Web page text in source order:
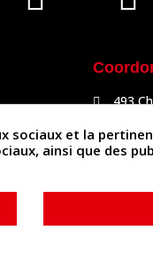
493
05 63
et la
ainsi que des